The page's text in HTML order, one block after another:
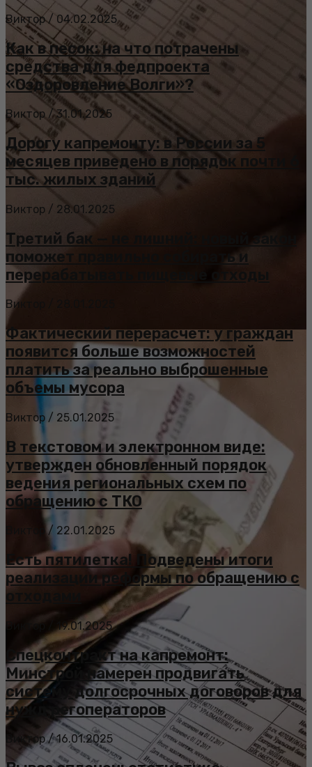
Виктор / 04.02.2025
Как в песок: на что потрачены
средства для федпроекта
«Оздоровление Волги»?
Виктор / 31.01.2025
Дорогу капремонту: в России за 5
месяцев приведено в порядок почти 6
тыс. жилых зданий
Виктор / 28.01.2025
Третий бак — не лишний: новый закон
поможет правильно собирать и
перерабатывать пищевые отходы
Виктор
Фактический перерасчет: у граждан
появится больше возможностей
платить за реально выброшенные
объемы мусора
Виктор / 25.01.2025
В текстовом и электронном виде:
утвержден обновленный порядок
ведения региональных схем по
обращению с ТКО
/ 22.01.2025
Есть пятилетка! Подведены итоги
реализации реформы по обращению с
отходами
19.01.2025
Спецконтракт на капремонт:
Минстрой намерен продвигать
систему долгосрочных договоров для
нужд регоператоров
Виктор / 16.01.2025